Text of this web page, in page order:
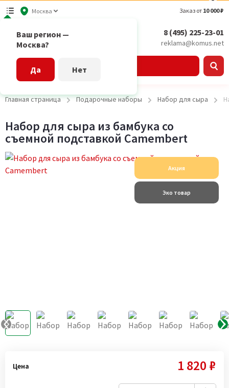
Москва
Ваш регион —
Москва?
Да Нет
Заказ от 10 000 ₽
8 (495) 225-23-01
reklama@komus.net
Главная страница Подарочные наборы Набор для сыра
Набор для сыра из бамбука со
съемной подставкой Camembert
Акция
Эко товар
Цена 1 820 ₽